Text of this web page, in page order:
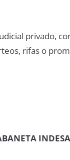
privado,
rifas o
INDESA